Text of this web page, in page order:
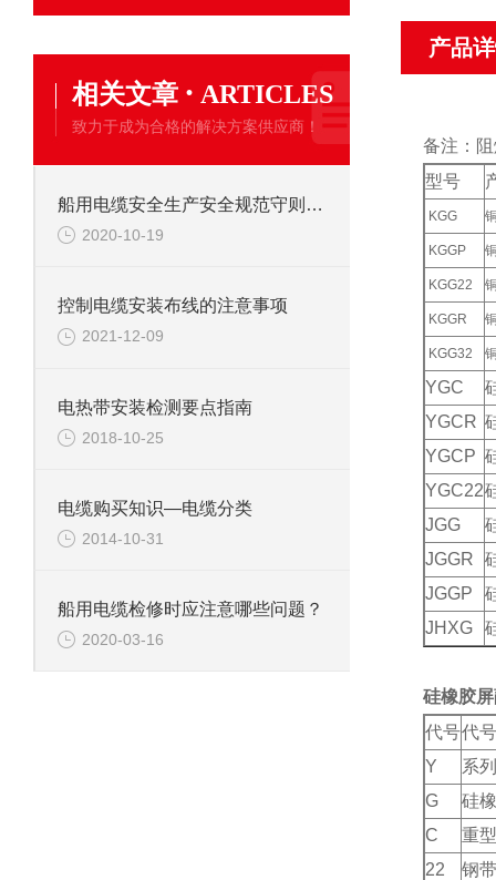
相关文章 · ARTICLES
致力于成为合格的解决方案供应商！
船用电缆安全生产安全规范守则标准
2020-10-19
控制电缆安装布线的注意事项
2021-12-09
电热带安装检测要点指南
2018-10-25
电缆购买知识—电缆分类
2014-10-31
船用电缆检修时应注意哪些问题？
2020-03-16
产品
备注：
型号
KGG
KGGP
KGG22
KGGR
KGG32
YGC
YGCR
YGCP
YGC22
JGG
JGGR
JGGP
JHXG
硅橡胶
代号代
Y
系
G
硅
C
重型
22
钢